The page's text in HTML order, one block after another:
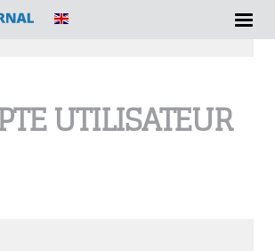
UTILISATEUR